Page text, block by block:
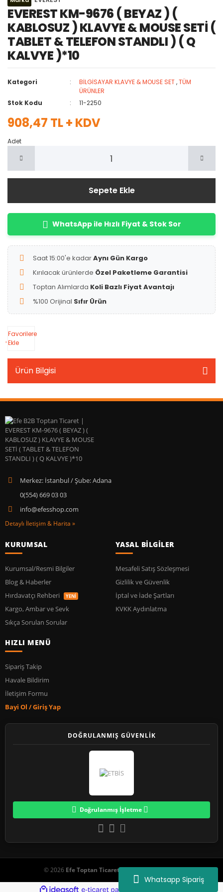
Whatsapp Sipariş
EVEREST KM-9676 ( BEYAZ ) (
KABLOSUZ ) KLAVYE & MOUSE SETİ (
TABLET & TELEFON STANDLI ) ( Q
KALVYE )*10
Kategori BİLGİSAYAR KLAVYE & MOUSE SET,TÜM
ÜRÜNLER
Stok Kodu
11-2250
908,47 TL + KDV
Adet
Sepete Ekle
WhatsApp ile Hızlı Fiyat & Stok Sor
Saat 15:00'e kadarAynı Gün Kargo
Kırılacak ürünlerde Özel Paketleme Garantisi
Toptan Alımlarda Koli Bazlı Fiyat Avantajı
%100 Orijinal Sıfır Ürün
Favorilere
Ekle
Ürün Bilgisi
Merkez: İstanbul / Şube: Adana
0(554) 669 03 03
info@efesshop.com
Detaylı İletişim & Harita »
KURUMSAL
Kurumsal/Resmi Bilgiler
Blog & Haberler
Hırdavatçı Rehberi
YENİ
Kargo, Ambar ve Sevk
Sıkça Sorulan Sorular
YASAL BİLGİLER
Mesafeli Satış Sözleşmesi
Gizlilik ve Güvenlik
İptal ve İade Şartları
KVKK Aydınlatma
HIZLI MENÜ
Sipariş Takip
Havale Bildirim
İletişim Formu
Bayi Ol / Giriş Yap
DOĞRULANMIŞ GÜVENLİK
Doğrulanmış İşletme
© 2026 Efe Toptan Ticaret. Tüm Hakları Saklıdır.
ideasoft